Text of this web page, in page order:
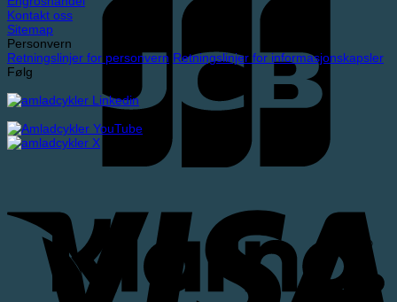
Kontakt oss
Sitemap
Personvern
Retningslinjer for personvern Retningslinjer for informasjonskapsler
Følg